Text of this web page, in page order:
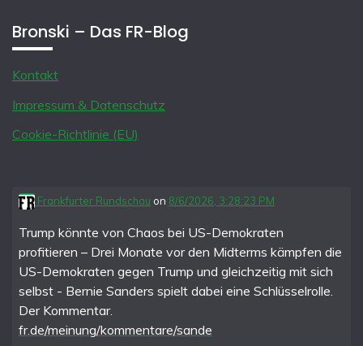
Bronski – Das FR-Blog
Kontakt
Impressum & Datenschutz
Cookie-Richtlinie (EU)
Frankfurter Rundschau on 8/6/2026, 3:28:23 PM
Trump könnte von Chaos bei US-Demokraten
profitieren – Drei Monate vor den Midterms kämpfen die
US-Demokraten gegen Trump und gleichzeitig mit sich
selbst - Bernie Sanders spielt dabei eine Schlüsselrolle.
Der Kommentar.
fr.de/meinung/kommentare/sande